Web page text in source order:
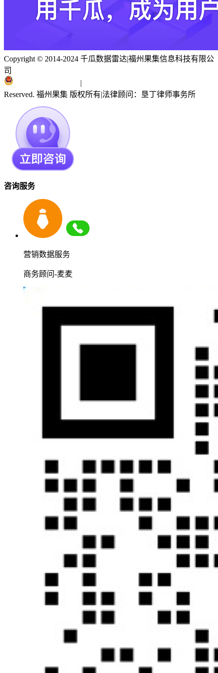
Copyright © 2014-2024 千瓜数据雷达|福州果集信息科技有限公
司
|
Reserved. 福州果集 版权所有|法律顾问：垦丁律师事务所
咨询服务
营销数据服务
商务顾问-麦麦